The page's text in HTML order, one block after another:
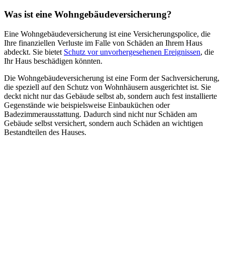
Was ist eine Wohngebäudeversicherung?
Eine Wohngebäudeversicherung ist eine Versicherungspolice, die
Ihre finanziellen Verluste im Falle von Schäden an Ihrem Haus
abdeckt. Sie bietet Schutz vor unvorhergesehenen Ereignissen, die
Ihr Haus beschädigen könnten.
Die Wohngebäudeversicherung ist eine Form der Sachversicherung,
die speziell auf den Schutz von Wohnhäusern ausgerichtet ist. Sie
deckt nicht nur das Gebäude selbst ab, sondern auch fest installierte
Gegenstände wie beispielsweise Einbauküchen oder
Badezimmerausstattung. Dadurch sind nicht nur Schäden am
Gebäude selbst versichert, sondern auch Schäden an wichtigen
Bestandteilen des Hauses.